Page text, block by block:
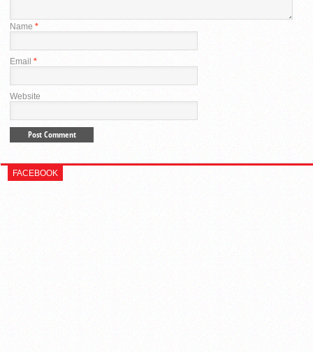
Name *
Email *
Website
FACEBOOK